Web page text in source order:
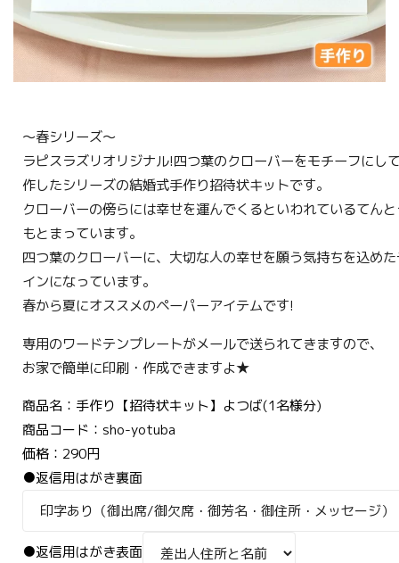
〜春シリーズ〜
ラピスラズリオリジナル!四つ葉のクローバーをモチーフにし
作したシリーズの結婚式手作り招待状キットです。
クローバーの傍らには幸せを運んでくるといわれているてん
もとまっています。
四つ葉のクローバーに、大切な人の幸せを願う気持ちを込め
インになっています。
春から夏にオススメのペーパーアイテムです!
専用のワードテンプレートがメールで送られてきますので、
お家で簡単に印刷・作成できますよ★
商品名：手作り【招待状キット】よつば(1名様分)
商品コード：sho-yotuba
価格：290円
●返信用はがき裏面
●返信用はがき表面